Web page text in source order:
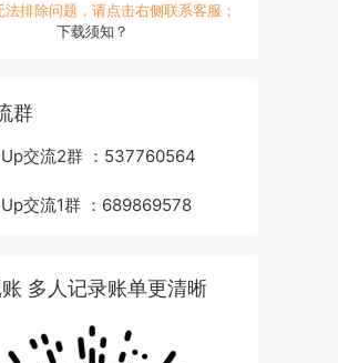
法排除问题，请点击右侧联系客服；
下载须知？
群
交流2群 ：537760564
交流1群 ：689869578
多人记录账单更清晰